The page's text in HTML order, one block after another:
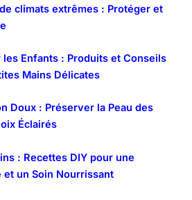
climats extrêmes : Protéger et
Enfants : Produits et Conseils
Mains Délicates
Doux : Préserver la Peau des
Éclairés
: Recettes DIY pour une
un Soin Nourrissant